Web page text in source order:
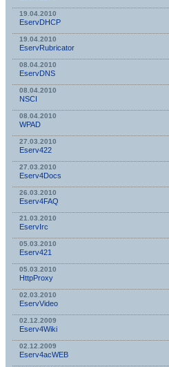
19.04.2010
EservDHCP
19.04.2010
EservRubricator
08.04.2010
EservDNS
08.04.2010
NSСI
08.04.2010
WPAD
27.03.2010
Eserv422
27.03.2010
Eserv4Docs
26.03.2010
Eserv4FAQ
21.03.2010
EservIrc
05.03.2010
Eserv421
05.03.2010
HttpProxy
02.03.2010
EservVideo
02.12.2009
Eserv4Wiki
02.12.2009
Eserv4acWEB